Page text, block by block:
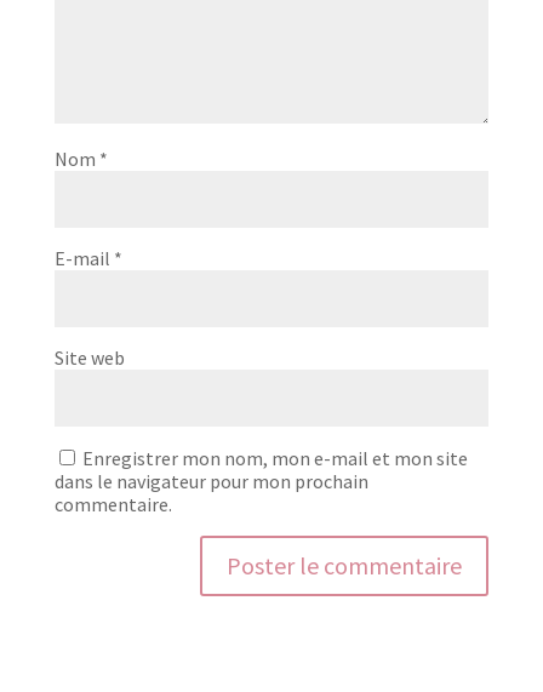
Nom *
E-mail *
Site web
Enregistrer mon nom, mon e-mail et mon site
dans le navigateur pour mon prochain
commentaire.